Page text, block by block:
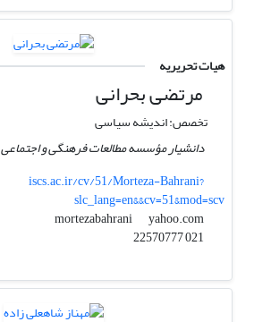
هیات تحریریه
مرتضی بحرانی
تخصص: اندیشه سیاسی
دانشیار مؤسسه مطالعات فرهنگی و اجتماعی
iscs.ac.ir/cv/51/Morteza-Bahrani?
slc_lang=en&&cv=51&mod=scv
mortezabahrani
yahoo.com